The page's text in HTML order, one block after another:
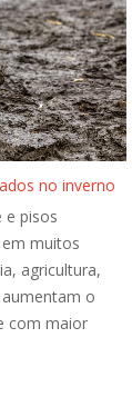
no inverno
e pisos
muitos
agricultura,
o
com maior